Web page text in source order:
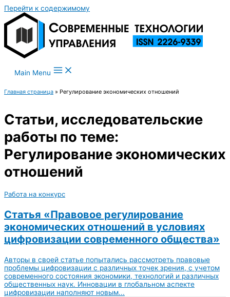
Перейти к содержимому
Main Menu
Главная страница » Регулирование экономических отношений
Статьи, исследовательские
работы по теме:
Регулирование экономических
отношений
Работа на конкурс
Статья «Правовое регулирование
экономических отношений в условиях
цифровизации современного общества»
Авторы в своей статье попытались рассмотреть правовые
проблемы цифровизации с различных точек зрения, с учетом
современного состояния экономики, технологий и различных
общественных наук. Инновации в глобальном аспекте
цифровизации наполняют новым...